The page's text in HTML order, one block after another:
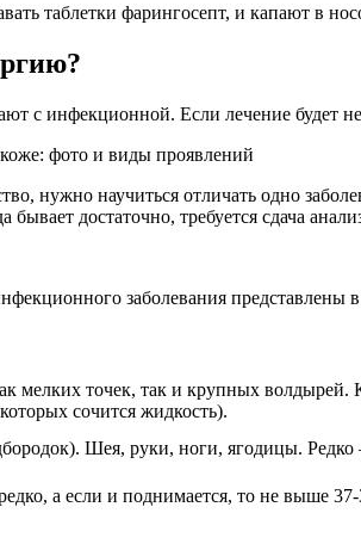
таблетки фарингосепт, и капают в
с инфекционной. Если лечение будет
фото и виды проявлений
нужно научиться отличать одно
бывает достаточно, требуется сдача
заболевания представлены
мелких точек, так и крупных волдырей.
сочится жидкость).
Шея, руки, ноги, ягодицы. Редко
а если и поднимается, то не выше 37-